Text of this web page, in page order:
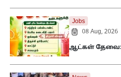
Jobs
08 Aug, 2026
ஆட்கள் தேவை: